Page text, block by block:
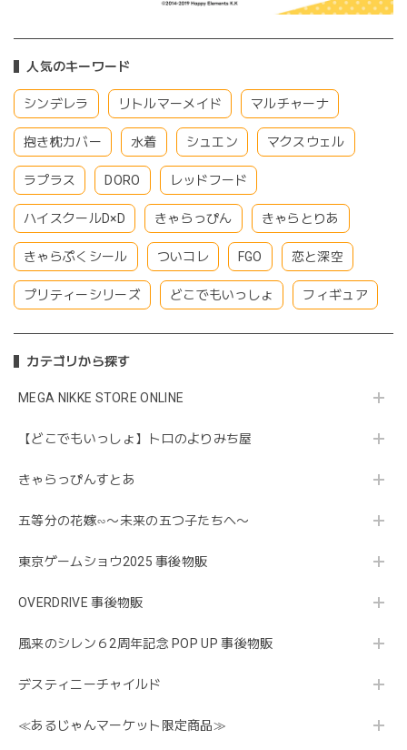
人気のキーワード
シンデレラ リトルマーメイド マルチャーナ
抱き枕カバー 水着 シュエン マクスウェル
ラプラス DORO レッドフード
ハイスクールD×D きゃらっぴん きゃらとりあ
きゃらぷくシール ついコレ FGO 恋と深空
プリティーシリーズ どこでもいっしょ フィギュア
カテゴリから探す
MEGA NIKKE STORE ONLINE
【どこでもいっしょ】トロのよりみち屋
きゃらっぴんすとあ
五等分の花嫁∽〜未来の五つ子たちへ〜
東京ゲームショウ2025 事後物販
OVERDRIVE 事後物販
風来のシレン６2周年記念 POP UP 事後物販
デスティニーチャイルド
≪あるじゃんマーケット限定商品≫